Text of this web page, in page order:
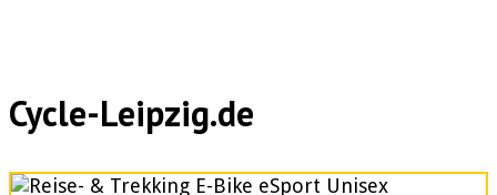
Cycle-Leipzig.de